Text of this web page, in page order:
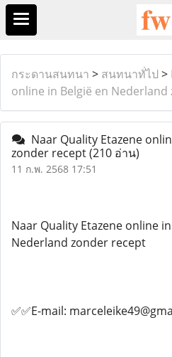
กระดานสนทนา > สนทนาทั่ไป >
online in België en
Naar Quality Etazene
zonder recept(210 อ่าน)
11 ก.พ. 2568 17:51
Naar Quality Etazene online
Nederland zonder recept
✅✅E-mail: